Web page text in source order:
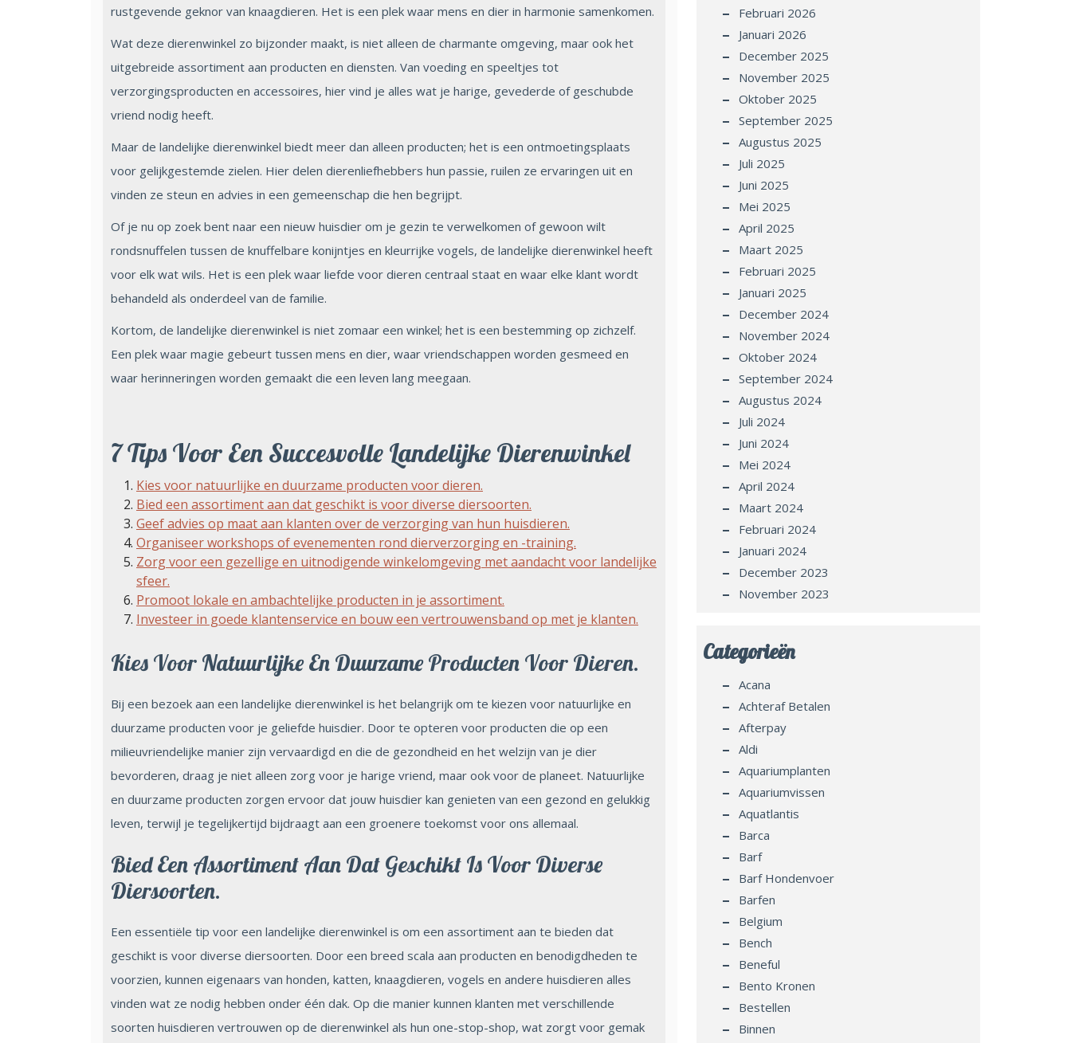
rustgevende geknor van knaagdieren. Het is een plek waar mens en dier in harmonie samenkomen.
Wat deze dierenwinkel zo bijzonder maakt, is niet alleen de charmante omgeving, maar ook het
uitgebreide assortiment aan producten en diensten. Van voeding en speeltjes tot
verzorgingsproducten en accessoires, hier vind je alles wat je harige, gevederde of geschubde
vriend nodig heeft.
Maar de landelijke dierenwinkel biedt meer dan alleen producten; het is een ontmoetingsplaats
voor gelijkgestemde zielen. Hier delen dierenliefhebbers hun passie, ruilen ze ervaringen uit en
vinden ze steun en advies in een gemeenschap die hen begrijpt.
Of je nu op zoek bent naar een nieuw huisdier om je gezin te verwelkomen of gewoon wilt
rondsnuffelen tussen de knuffelbare konijntjes en kleurrijke vogels, de landelijke dierenwinkel heeft
voor elk wat wils. Het is een plek waar liefde voor dieren centraal staat en waar elke klant wordt
behandeld als onderdeel van de familie.
Kortom, de landelijke dierenwinkel is niet zomaar een winkel; het is een bestemming op zichzelf.
Een plek waar magie gebeurt tussen mens en dier, waar vriendschappen worden gesmeed en
waar herinneringen worden gemaakt die een leven lang meegaan.
7 Tips Voor Een Succesvolle Landelijke Dierenwinkel
Kies voor natuurlijke en duurzame producten voor dieren.
Bied een assortiment aan dat geschikt is voor diverse diersoorten.
Geef advies op maat aan klanten over de verzorging van hun huisdieren.
Organiseer workshops of evenementen rond dierverzorging en -training.
Zorg voor een gezellige en uitnodigende winkelomgeving met aandacht voor landelijke
sfeer.
Promoot lokale en ambachtelijke producten in je assortiment.
Investeer in goede klantenservice en bouw een vertrouwensband op met je klanten.
Kies Voor Natuurlijke En Duurzame Producten Voor Dieren.
Bij een bezoek aan een landelijke dierenwinkel is het belangrijk om te kiezen voor natuurlijke en
duurzame producten voor je geliefde huisdier. Door te opteren voor producten die op een
milieuvriendelijke manier zijn vervaardigd en die de gezondheid en het welzijn van je dier
bevorderen, draag je niet alleen zorg voor je harige vriend, maar ook voor de planeet. Natuurlijke
en duurzame producten zorgen ervoor dat jouw huisdier kan genieten van een gezond en gelukkig
leven, terwijl je tegelijkertijd bijdraagt aan een groenere toekomst voor ons allemaal.
Bied Een Assortiment Aan Dat Geschikt Is Voor Diverse
Diersoorten.
Een essentiële tip voor een landelijke dierenwinkel is om een assortiment aan te bieden dat
geschikt is voor diverse diersoorten. Door een breed scala aan producten en benodigdheden te
voorzien, kunnen eigenaars van honden, katten, knaagdieren, vogels en andere huisdieren alles
vinden wat ze nodig hebben onder één dak. Op die manier kunnen klanten met verschillende
soorten huisdieren vertrouwen op de dierenwinkel als hun one-stop-shop, wat zorgt voor gemak
Februari 2026
Januari 2026
December 2025
November 2025
Oktober 2025
September 2025
Augustus 2025
Juli 2025
Juni 2025
Mei 2025
April 2025
Maart 2025
Februari 2025
Januari 2025
December 2024
November 2024
Oktober 2024
September 2024
Augustus 2024
Juli 2024
Juni 2024
Mei 2024
April 2024
Maart 2024
Februari 2024
Januari 2024
December 2023
November 2023
Categorieën
Acana
Achteraf Betalen
Afterpay
Aldi
Aquariumplanten
Aquariumvissen
Aquatlantis
Barca
Barf
Barf Hondenvoer
Barfen
Belgium
Bench
Beneful
Bento Kronen
Bestellen
Binnen